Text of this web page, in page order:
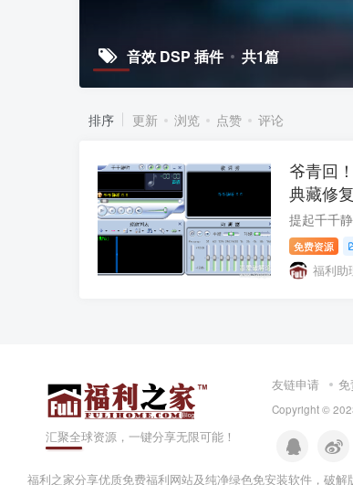
音效 DSP 插件 共1篇
排序 更新 浏览 点赞 评论
爷青回
典藏修
免费资源
福利助
汇聚全球资源，一键分享无限可能！
友链申请 免
Copyright ©
福利之家分享优质免费福利网站及纯净绿色免安装软件 ， 破解